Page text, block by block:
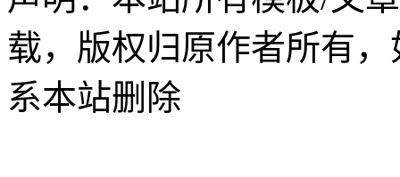
载，版权归原作者所有
系本站删除